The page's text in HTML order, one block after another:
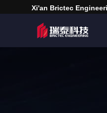
Xi'an Brictec